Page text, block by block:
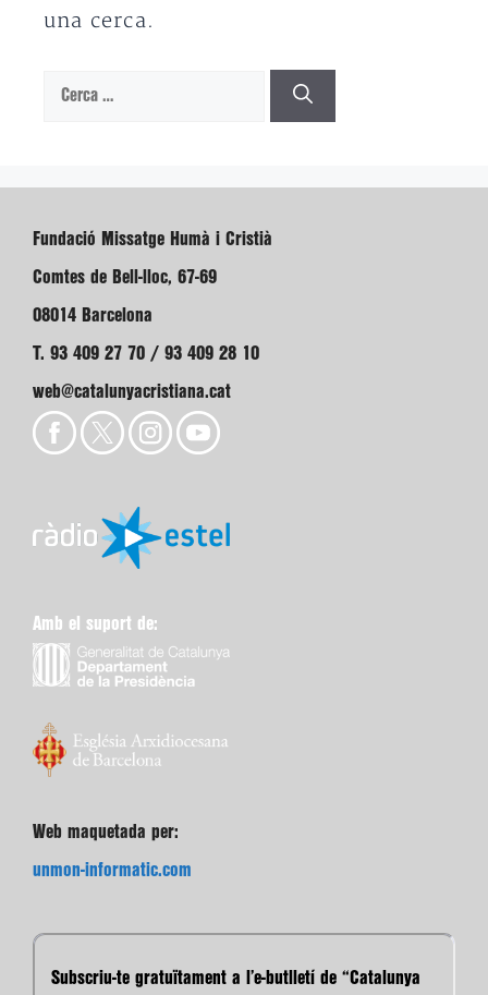
una cerca.
Cerca:
Fundació Missatge Humà i Cristià
Comtes de Bell-lloc, 67-69
08014 Barcelona
T. 93 409 27 70 / 93 409 28 10
web@catalunyacristiana.cat
Amb el suport de:
Web maquetada per:
unmon-informatic.com
Subscriu-te gratuïtament a l’e-butlletí de “Catalunya